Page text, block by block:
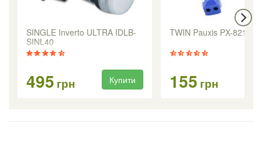
SINGLE Inverto ULTRA IDLB-
SINL40
495 грн Купити
TWIN Pauxis PX-8219
155 грн